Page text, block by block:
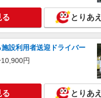
る とりあ
設利用者送迎ドライバー
円
る とりあ